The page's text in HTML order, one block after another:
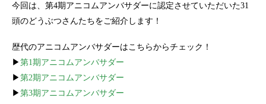
今回は、第4期アニコムアンバサダーに認定させていただいた31
頭のどうぶつさんたちをご紹介します！
歴代のアニコムアンバサダーはこちらからチェック！
▶ 第1期アニコムアンバサダー
▶ 第2期アニコムアンバサダー
▶ 第3期アニコムアンバサダー